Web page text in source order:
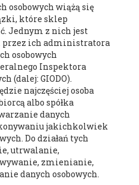
osobowych wiążą się
które sklep
Jednym z nich jest
przez ich administratora
osobowych
Inspektora
(dalej: GIODO).
najczęściej osoba
albo spółka
danych
jakichkolwiek
Do działań tych
utrwalanie,
zmienianie,
danych osobowych.